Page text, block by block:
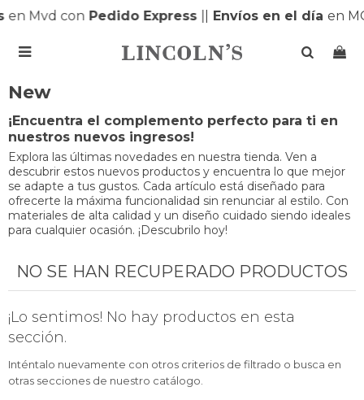
en Mvd conPedido Express Envíos en el día en

New
¡Encuentra el complemento perfecto para ti en
nuestros nuevos ingresos!
Explora las últimas novedades en nuestra tienda. Ven a
descubrir estos nuevos productos y encuentra lo que mejor
se adapte a tus gustos. Cada artículo está diseñado para
ofrecerte la máxima funcionalidad sin renunciar al estilo. Con
materiales de alta calidad y un diseño cuidado siendo ideales
para cualquier ocasión. ¡Descubrilo hoy!
NO SE HAN RECUPERADO PRODUCTOS
¡Lo sentimos! No hay productos en esta
sección.
Inténtalo nuevamente con otros criterios de filtrado o busca en
otras secciones de nuestro catálogo.